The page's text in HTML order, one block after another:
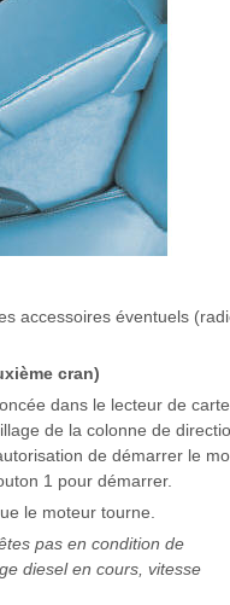
accessoires éventuels
cran)
dans le lecteur de
de la colonne de
de démarrer le
1 pour démarrer.
le moteur tourne.
pas en condition de
diesel en cours, vitesse